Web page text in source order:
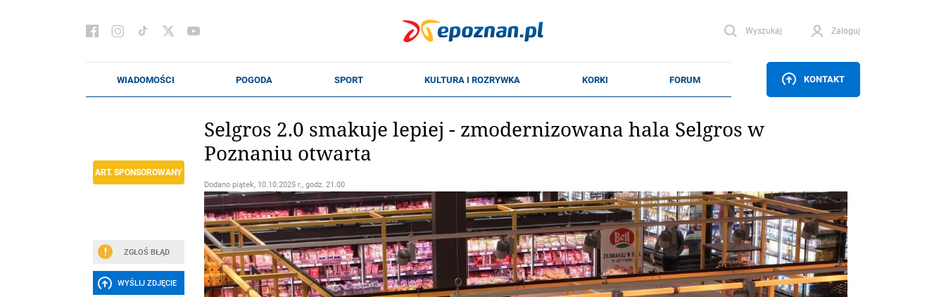
Wyszukaj Zaloguj
KONTAKT
ART. SPONSOROWANY
ZGŁOŚ BŁĄD
WYŚLIJ ZDJĘCIE
Selgros 2.0 smakuje lepiej - zmodernizowana hala Selgros w
Poznaniu otwarta
Dodano piątek, 10.10.2025 r., godz. 21.00